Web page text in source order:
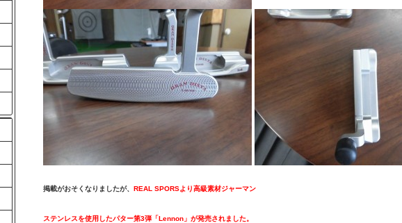
掲載がおそくなりましたが、 REAL SPORSより高級素材ジャーマン
ステンレスを使用したパター第3弾「Lennon」が発売されました。